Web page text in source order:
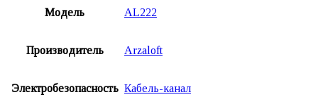
Модель AL222
Производитель Arzaloft
Электробезопасность Кабель-канал